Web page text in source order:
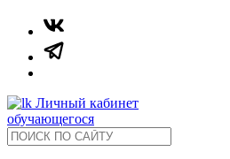
Личный кабинет
обучающегося